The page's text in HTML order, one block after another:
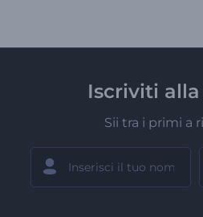
Iscriviti
Sii tra i primi a